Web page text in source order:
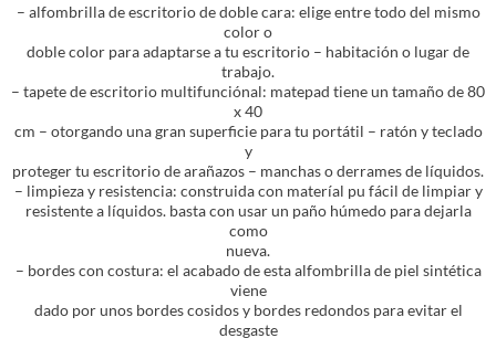
– alfombrilla de escritorio de doble cara: elige entre todo del mismo
color o
doble color para adaptarse a tu escritorio – habitación o lugar de
trabajo.
– tapete de escritorio multifunciónal: matepad tiene un tamaño de 80
x 40
cm – otorgando una gran superficie para tu portátil – ratón y teclado
y
proteger tu escritorio de arañazos – manchas o derrames de líquidos.
– limpieza y resistencia: construida con materíal pu fácil de limpiar y
resistente a líquidos. basta con usar un paño húmedo para dejarla
como
nueva.
– bordes con costura: el acabado de esta alfombrilla de piel sintética
viene
dado por unos bordes cosidos y bordes redondos para evitar el
desgaste